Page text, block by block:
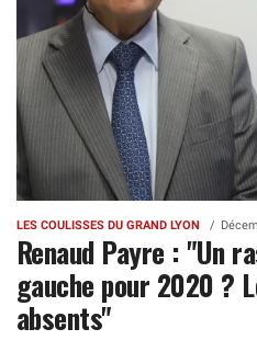
LES COULISSES DU GRAND LYON
Renaud Payre : "Un
gauche pour 2020 ?
absents"